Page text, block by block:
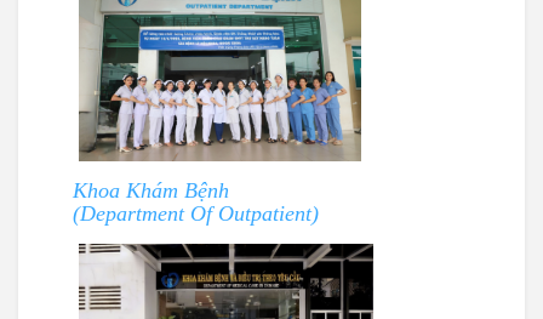
Khoa Khám Bệnh
(Department Of Outpatient)